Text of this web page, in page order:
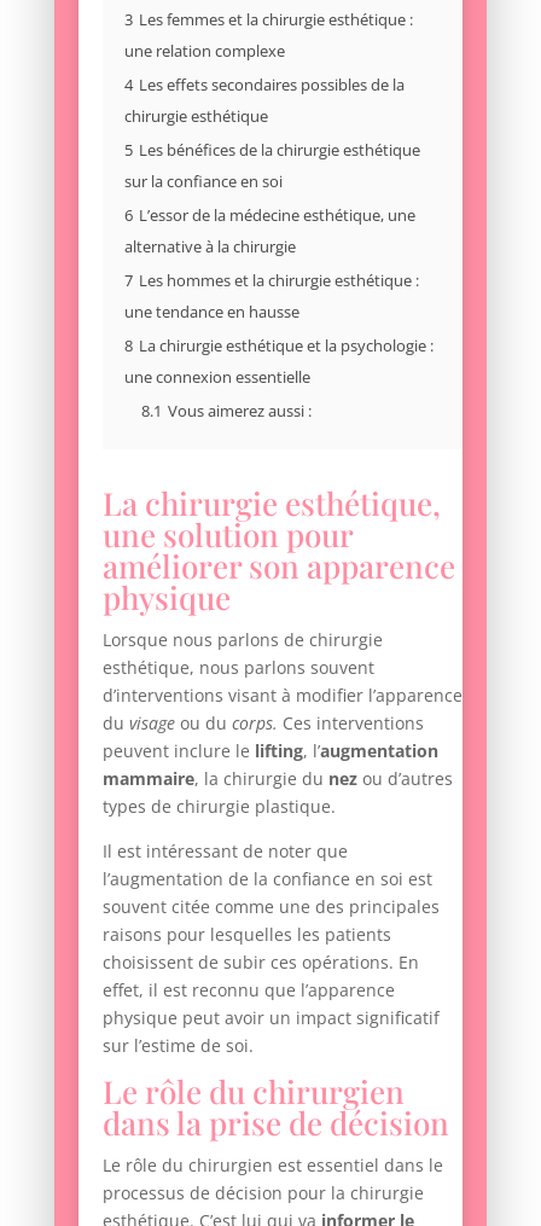
3 Les femmes et la chirurgie esthétique :
une relation complexe
4 Les effets secondaires possibles de la
chirurgie esthétique
5 Les bénéfices de la chirurgie esthétique
sur la confiance en soi
6 L’essor de la médecine esthétique, une
alternative à la chirurgie
7 Les hommes et la chirurgie esthétique :
une tendance en hausse
8 La chirurgie esthétique et la psychologie :
une connexion essentielle
8.1 Vous aimerez aussi :
La chirurgie esthétique,
une solution pour
améliorer son apparence
physique
Lorsque nous parlons de chirurgie
esthétique, nous parlons souvent
d’interventions visant à modifier l’apparence
du visageou du corps. Ces interventions
peuvent inclure le lifting, l’augmentation
mammaire, la chirurgie du nezou d’autres
types de chirurgie plastique.
Il est intéressant de noter que
l’augmentation de la confiance en soi est
souvent citée comme une des principales
raisons pour lesquelles les patients
choisissent de subir ces opérations. En
effet, il est reconnu que l’apparence
physique peut avoir un impact significatif
sur l’estime de soi.
Le rôle du chirurgien
dans la prise de décision
Le rôle du chirurgien est essentiel dans le
processus de décision pour la chirurgie
esthétique. C’est lui qui va informer le